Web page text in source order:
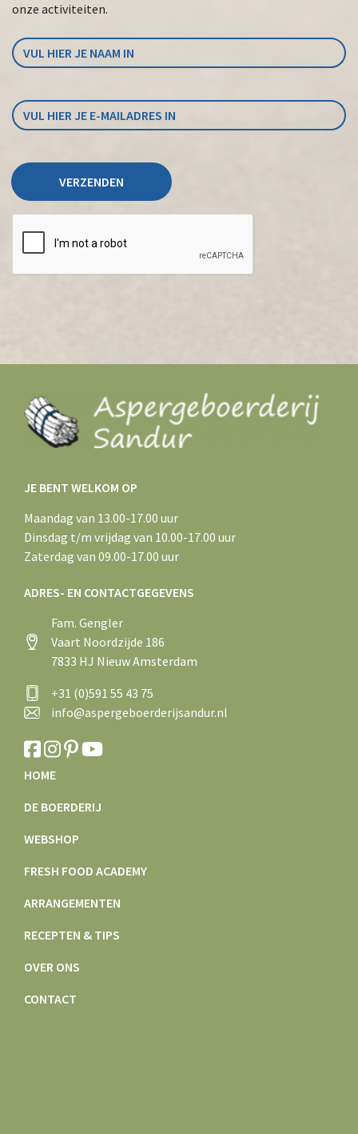
onze activiteiten.
JE BENT WELKOM OP
Maandag van 13.00-17.00 uur
Dinsdag t/m vrijdag van 10.00-17.00 uur
Zaterdag van 09.00-17.00 uur
ADRES- EN CONTACTGEGEVENS
Fam. Gengler
Vaart Noordzijde 186
7833 HJ Nieuw Amsterdam
+31 (0)591 55 43 75
info@aspergeboerderijsandur.nl
HOME
DE BOERDERIJ
WEBSHOP
FRESH FOOD ACADEMY
ARRANGEMENTEN
RECEPTEN & TIPS
OVER ONS
CONTACT